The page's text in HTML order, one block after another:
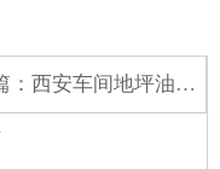
： 西安车间地坪油污处理方法，耐油污工业地坪施工解决方案